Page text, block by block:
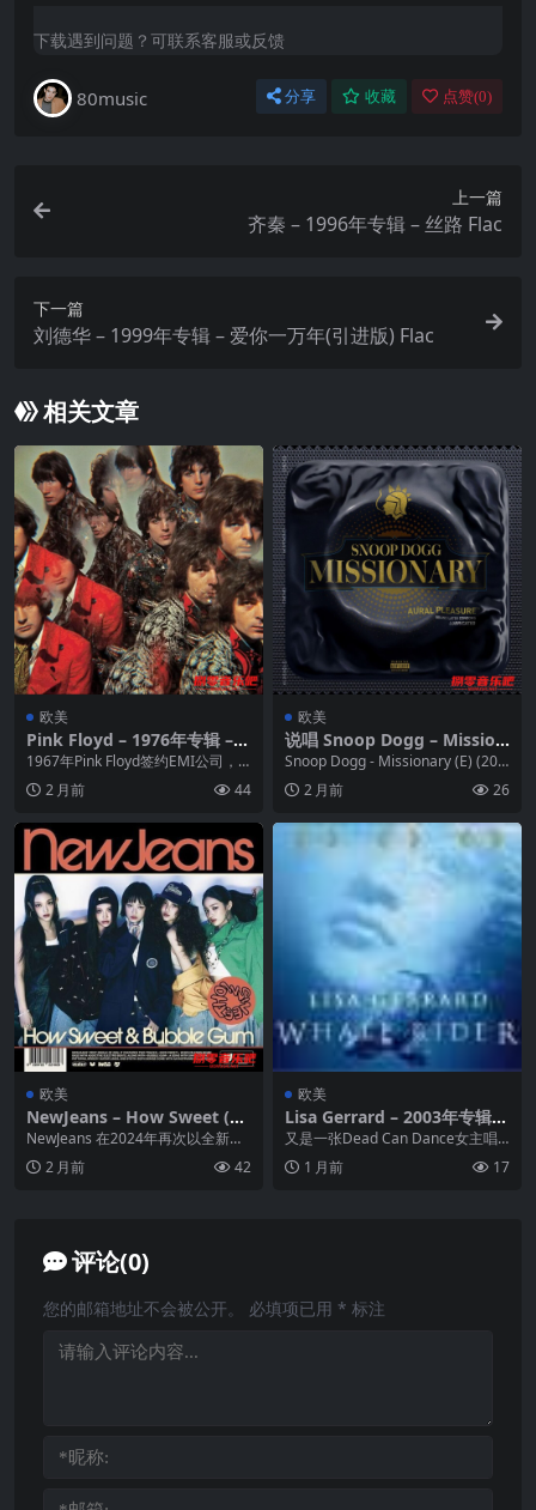
下载遇到问题？可联系客服或反馈
80music 分享 收藏 点赞(0)
上一篇
齐秦 – 1996年专辑 – 丝路 Flac
下一篇
刘德华 – 1999年专辑 – 爱你一万年(引进版) Flac
相关文章
欧美
Pink Floyd – 1976年专辑 – T
he Piper at the Gates of Da
1967年Pink Floyd签约EMI公司，
一路畅行，首张单曲和首张专辑轻
松上...2 月前 44
欧美
说唱 Snoop Dogg – Mission
ary (E) (2024)
Snoop Dogg - Missionary (E) (202
4) FLAC ...
2 月前 26
欧美
NewJeans – How Sweet (20
24) FLAC
NewJeans 在2024年再次以全新面
貌回归。主打歌《How Sweet》
是...2 月前 42
欧美
Lisa Gerrard – 2003年专辑 –
Whalerider Flac
又是一张Dead Can Dance女主唱Li
sa Gerrard参与制作的电影...
1 月前 17
评论(0)
您的邮箱地址不会被公开。 必填项已用 * 标注